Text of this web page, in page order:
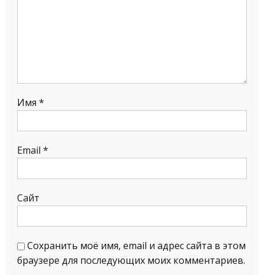
Имя *
Email *
Сайт
Сохранить моё имя, email и адрес сайта в этом
браузере для последующих моих комментариев.